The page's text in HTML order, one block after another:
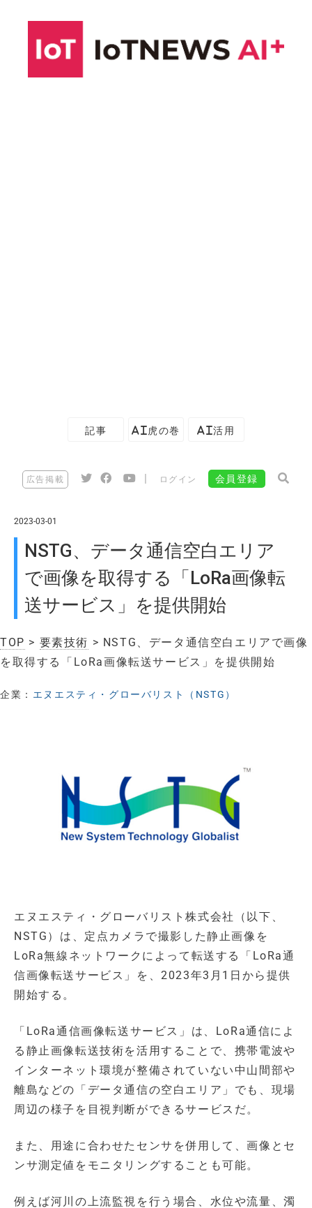
記事 AI虎の巻 AI活用
広告掲載 ログイン 会員登録
2023-03-01
NSTG、データ通信空白エリア
で画像を取得する「LoRa画像転
送サービス」を提供開始
TOP > 要素技術 > NSTG、データ通信空白エリアで画像
を取得する「LoRa画像転送サービス」を提供開始
企業： エヌエスティ・グローバリスト（NSTG）
エヌエスティ・グローバリスト株式会社（以下、
NSTG）は、定点カメラで撮影した静止画像を
LoRa無線ネットワークによって転送する「LoRa通
信画像転送サービス」を、2023年3月1日から提供
開始する。
「LoRa通信画像転送サービス」は、LoRa通信によ
る静止画像転送技術を活用することで、携帯電波や
インターネット環境が整備されていない中山間部や
離島などの「データ通信の空白エリア」でも、現場
周辺の様子を目視判断ができるサービスだ。
また、用途に合わせたセンサを併用して、画像とセ
ンサ測定値をモニタリングすることも可能。
例えば河川の上流監視を行う場合、水位や流量、濁